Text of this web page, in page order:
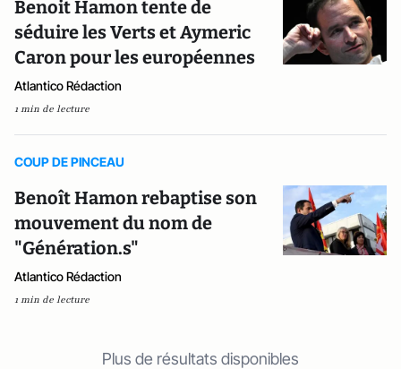
Benoit Hamon tente de
séduire les Verts et Aymeric
Caron pour les européennes
Atlantico Rédaction
1 min de lecture
COUP DE PINCEAU
Benoît Hamon rebaptise son
mouvement du nom de
"Génération.s"
Atlantico Rédaction
1 min de lecture
Plus de résultats disponibles